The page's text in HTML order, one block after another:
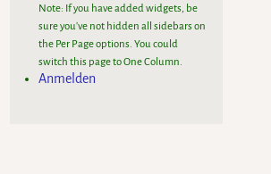
Note: If you have added widgets, be
sure you've not hidden all sidebars on
the Per Page options. You could
switch this page to One Column.
Anmelden